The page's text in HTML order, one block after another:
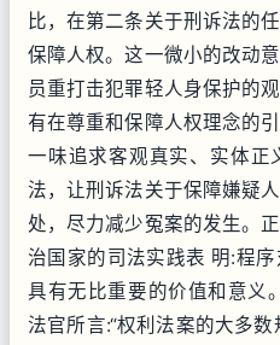
比，在第二条关于刑诉法的
保障人权。这一微小的改动
员重打击犯罪轻人身保护的
有在尊重和保障人权理念的
一味追求客观真实、实体正
法，让刑诉法关于保障嫌疑
处，尽力减少冤案的发生。
治国家的司法实践表 明:程
具有无比重要的价值和意义
法官所言:“权利法案的大多